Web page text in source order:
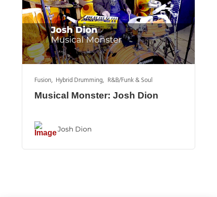
Fusion, Hybrid Drumming, R&B/Funk & Soul
Musical Monster: Josh Dion
Josh Dion